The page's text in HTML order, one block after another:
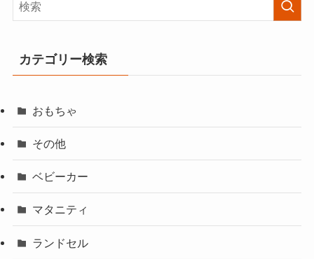
カテゴリー検索
おもちゃ
その他
ベビーカー
マタニティ
ランドセル